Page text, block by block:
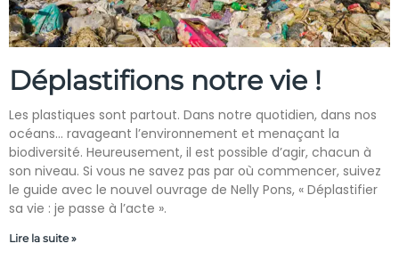
Déplastifions notre vie !
Les plastiques sont partout. Dans notre quotidien, dans nos
océans… ravageant l’environnement et menaçant la
biodiversité. Heureusement, il est possible d’agir, chacun à
son niveau. Si vous ne savez pas par où commencer, suivez
le guide avec le nouvel ouvrage de Nelly Pons, « Déplastifier
sa vie : je passe à l’acte ».
Lire la suite »